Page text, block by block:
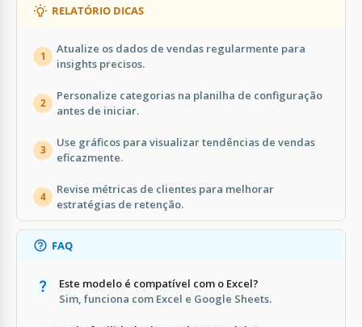
RELATÓRIO DICAS
1
Atualize os dados de vendas regularmente para
insights precisos.
2
Personalize categorias na planilha de configuração
antes de iniciar.
3
Use gráficos para visualizar tendências de vendas
eficazmente.
4
Revise métricas de clientes para melhorar
estratégias de retenção.
FAQ
Este modelo é compatível com o Excel?
Sim, funciona com Excel e Google Sheets.